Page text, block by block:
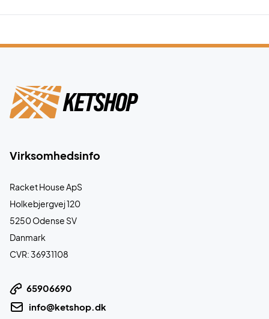
Virksomhedsinfo
Racket House ApS
Holkebjergvej 120
5250 Odense SV
Danmark
CVR: 36931108
65906690
info@ketshop.dk